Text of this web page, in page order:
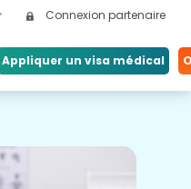
Connexion partenaire
Appliquer un visa médical